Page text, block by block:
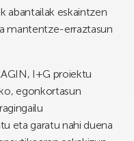
abantailak eskaintzen
mantentze-erraztasun
I+G proiektu
egonkortasun
eta garatu nahi duena